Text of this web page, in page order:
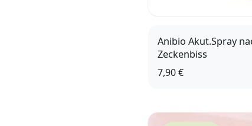
Anibio Akut.Spray
Zeckenbiss
7,90 €